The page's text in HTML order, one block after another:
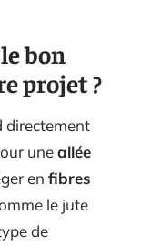
bon
projet ?
directement
uneallée
en fibres
le jute
de